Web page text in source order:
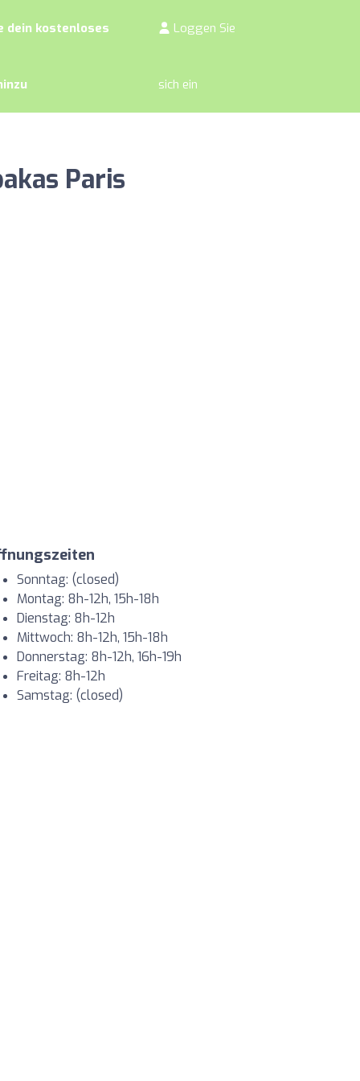
dein kostenloses Loggen Sie
sich ein
Paris
Sonntag: (closed)
Montag: 8h-12h, 15h-18h
Dienstag: 8h-12h
Mittwoch: 8h-12h, 15h-18h
Donnerstag: 8h-12h, 16h-19h
Freitag: 8h-12h
Samstag: (closed)